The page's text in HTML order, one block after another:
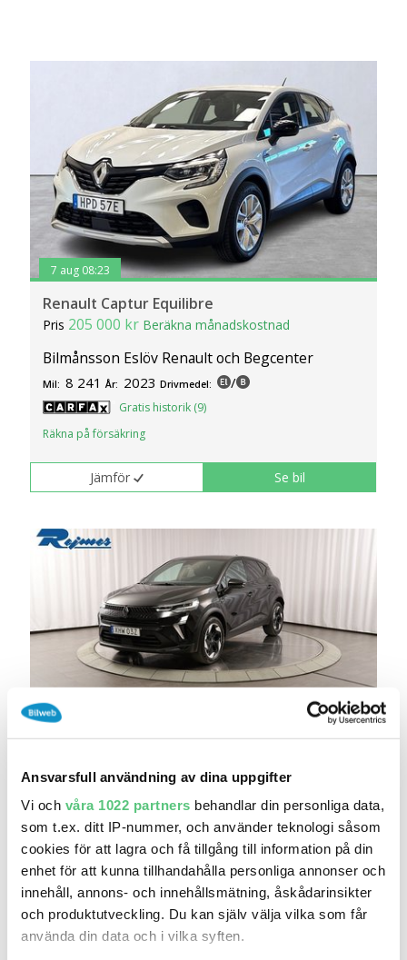
Ansvarsfull användning av dina uppgifter
Vi och våra 1022 partners behandlar din personliga data,
som t.ex. ditt IP-nummer, och använder teknologi såsom
cookies för att lagra och få tillgång till information på din
enhet för att kunna tillhandahålla personliga annonser och
innehåll, annons- och innehållsmätning, åskådarinsikter
och produktutveckling. Du kan själv välja vilka som får
använda din data och i vilka syften.
7 aug 08:23
Renault Captur Equilibre
Pris 205 000 kr Beräkna månadskostnad
Bilmånsson Eslöv Renault och Begcenter
Mil: 8 241 År: 2023 Drivmedel: /
Gratis historik (9)
Räkna på försäkring
Jämför Se bil
7 aug 08:02
Renault Captur II Mildhybrid 140 techno EDC
p..
Pris4 490 kr
Tage Rejmes Bil AB - Örebro
Mil: 0 År: 2026 Drivmedel:
Gratis historik (4)
Räkna på försäkring